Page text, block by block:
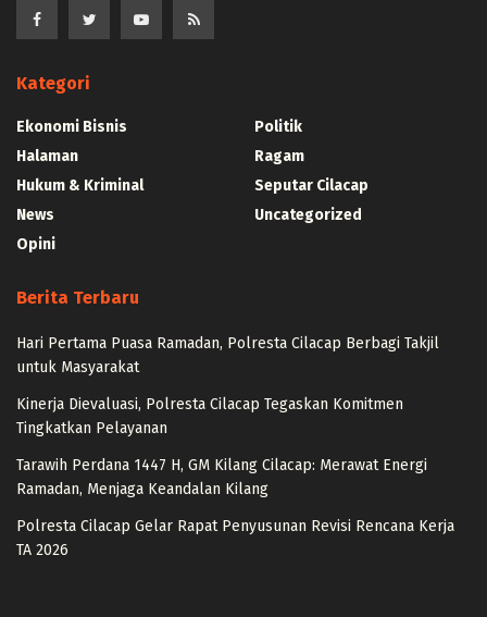
Kategori
Ekonomi Bisnis
Halaman
Hukum & Kriminal
News
Opini
Politik
Ragam
Seputar Cilacap
Uncategorized
Berita Terbaru
Hari Pertama Puasa Ramadan, Polresta Cilacap Berbagi Takjil
untuk Masyarakat
Kinerja Dievaluasi, Polresta Cilacap Tegaskan Komitmen
Tingkatkan Pelayanan
Tarawih Perdana 1447 H, GM Kilang Cilacap: Merawat Energi
Ramadan, Menjaga Keandalan Kilang
Polresta Cilacap Gelar Rapat Penyusunan Revisi Rencana Kerja
TA 2026